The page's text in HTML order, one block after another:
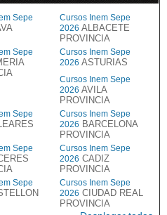
Sepe
Cursos Inem Sepe
2026 ALBACETE
PROVINCIA
Sepe
Cursos Inem Sepe
2026 ASTURIAS
Cursos Inem Sepe
2026 AVILA
PROVINCIA
Sepe
Cursos Inem Sepe
2026 BARCELONA
PROVINCIA
Sepe
Cursos Inem Sepe
2026 CADIZ
PROVINCIA
Sepe
Cursos Inem Sepe
2026 CIUDAD REAL
PROVINCIA